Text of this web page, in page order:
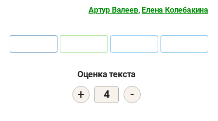
Артур Валеев, Елена Колебакина
Оценка текста
+ 4 -